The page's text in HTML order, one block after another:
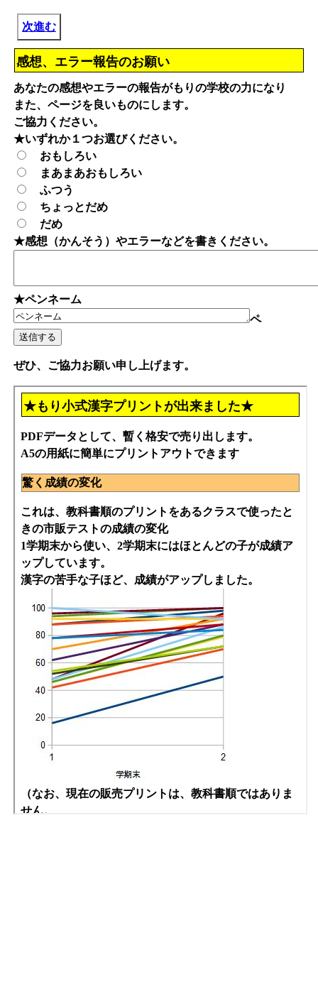
次進む
感想、エラー報告のお願い
あなたの感想やエラーの報告がもりの学校の力になり
また、ページを良いものにします。
ご協力ください。
★いずれか１つお選びください。
おもしろい
まあまあおもしろい
ふつう
ちょっとだめ
だめ
★感想（かんそう）やエラーなどを書きください。
★ペンネーム
ペ
ぜひ、ご協力お願い申し上げます。